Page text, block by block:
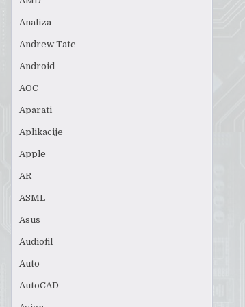
Analiza
Andrew Tate
Android
AOC
Aparati
Aplikacije
Apple
AR
ASML
Asus
Audiofil
Auto
AutoCAD